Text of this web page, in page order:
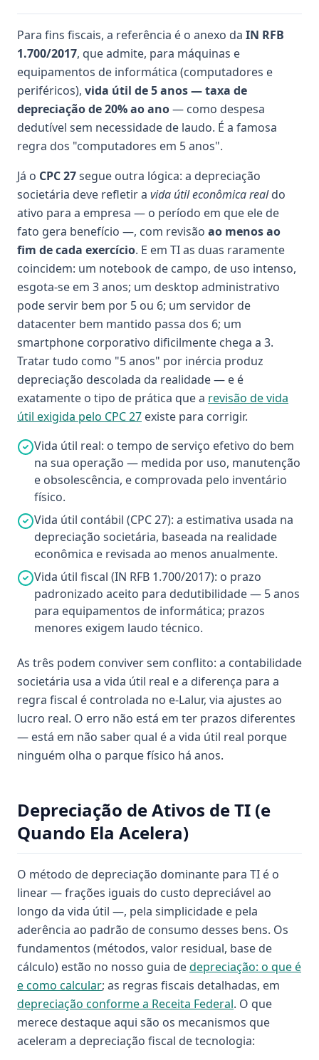
Para fins fiscais, a referência é o anexo da IN RFB
1.700/2017, que admite, para máquinas e
equipamentos de informática (computadores e
periféricos), vida útil de 5 anos — taxa de
depreciação de 20% ao ano— como despesa
dedutível sem necessidade de laudo. É a famosa
regra dos "computadores em 5 anos".
Já o CPC 27segue outra lógica: a depreciação
societária deve refletir a vida útil econômica realdo
ativo para a empresa — o período em que ele de
fato gera benefício —, com revisão ao menos ao
fim de cada exercício. E em TI as duas raramente
coincidem: um notebook de campo, de uso intenso,
esgota-se em 3 anos; um desktop administrativo
pode servir bem por 5 ou 6; um servidor de
datacenter bem mantido passa dos 6; um
smartphone corporativo dificilmente chega a 3.
Tratar tudo como "5 anos" por inércia produz
depreciação descolada da realidade — e é
exatamente o tipo de prática que a revisão de vida
útil exigida pelo CPC 27 existe para corrigir.
Vida útil real: o tempo de serviço efetivo do bem
na sua operação — medida por uso, manutenção
e obsolescência, e comprovada pelo inventário
físico.
Vida útil contábil (CPC 27): a estimativa usada na
depreciação societária, baseada na realidade
econômica e revisada ao menos anualmente.
Vida útil fiscal (IN RFB 1.700/2017): o prazo
padronizado aceito para dedutibilidade — 5 anos
para equipamentos de informática; prazos
menores exigem laudo técnico.
As três podem conviver sem conflito: a contabilidade
societária usa a vida útil real e a diferença para a
regra fiscal é controlada no e-Lalur, via ajustes ao
lucro real. O erro não está em ter prazos diferentes
— está em não saber qual é a vida útil real porque
ninguém olha o parque físico há anos.
Depreciação de Ativos de TI (e
Quando Ela Acelera)
O método de depreciação dominante para TI é o
linear — frações iguais do custo depreciável ao
longo da vida útil —, pela simplicidade e pela
aderência ao padrão de consumo desses bens. Os
fundamentos (métodos, valor residual, base de
cálculo) estão no nosso guia dedepreciação: o que é
e como calcular; as regras fiscais detalhadas, em
depreciação conforme a Receita Federal. O que
merece destaque aqui são os mecanismos que
aceleram a depreciação fiscal de tecnologia: